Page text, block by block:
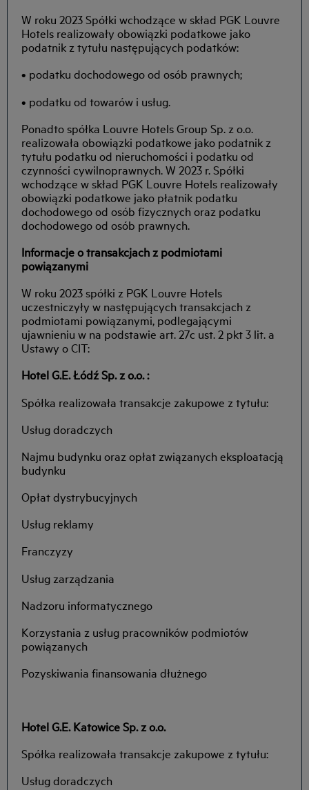
W roku 2023 Spółki wchodzące w skład PGK Louvre
Hotels realizowały obowiązki podatkowe jako
podatnik z tytułu następujących podatków:
• podatku dochodowego od osób prawnych;
• podatku od towarów i usług.
Ponadto spółka Louvre Hotels Group Sp. z o.o.
realizowała obowiązki podatkowe jako podatnik z
tytułu podatku od nieruchomości i podatku od
czynności cywilnoprawnych. W 2023 r. Spółki
wchodzące w skład PGK Louvre Hotels realizowały
obowiązki podatkowe jako płatnik podatku
dochodowego od osób fizycznych oraz podatku
dochodowego od osób prawnych.
Informacje o transakcjach z podmiotami
powiązanymi
W roku 2023 spółki z PGK Louvre Hotels
uczestniczyły w następujących transakcjach z
podmiotami powiązanymi, podlegającymi
ujawnieniu w na podstawie art. 27c ust. 2 pkt 3 lit. a
Ustawy o CIT:
Hotel G.E. Łódź Sp. z o.o. :
Spółka realizowała transakcje zakupowe z tytułu:
Usług doradczych
Najmu budynku oraz opłat związanych eksploatacją
budynku
Opłat dystrybucyjnych
Usług reklamy
Franczyzy
Usług zarządzania
Nadzoru informatycznego
Korzystania z usług pracowników podmiotów
powiązanych
Pozyskiwania finansowania dłużnego
Hotel G.E. Katowice Sp. z o.o.
Spółka realizowała transakcje zakupowe z tytułu:
Usług doradczych